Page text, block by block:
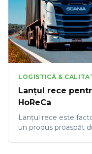
LOGISTICĂ &
Lanțul rece
HoReCa
Lanțul rece este
un produs proaspăt